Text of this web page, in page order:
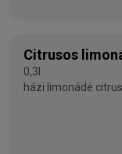
Citrusos
0,3l
házi limonádé